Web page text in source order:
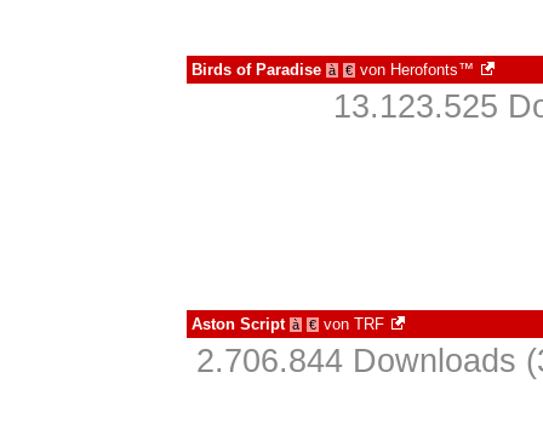
Birds of Paradise à € von Herofonts™
13.123.525
Aston Script à € von TRF
2.706.844 Downloads